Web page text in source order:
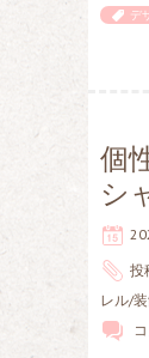
デ
個
シ
投
レル/